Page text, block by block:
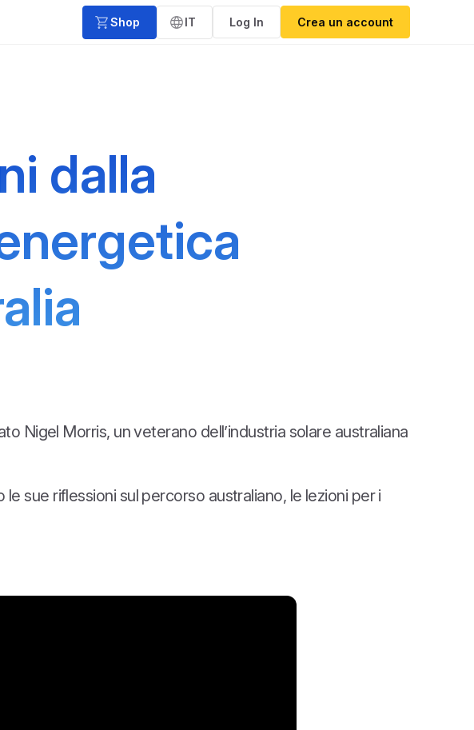
Shop IT Log In Crea un account
dalla
Nigel Morris, un veterano dell’industria solare australiana
sue riflessioni sul percorso australiano, le lezioni per i